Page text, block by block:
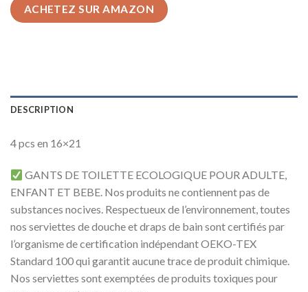
ACHETEZ SUR AMAZON
DESCRIPTION
4 pcs en 16×21
GANTS DE TOILETTE ECOLOGIQUE POUR ADULTE,
ENFANT ET BEBE. Nos produits ne contiennent pas de
substances nocives. Respectueux de l’environnement, toutes
nos serviettes de douche et draps de bain sont certifiés par
l’organisme de certification indépendant OEKO-TEX
Standard 100 qui garantit aucune trace de produit chimique.
Nos serviettes sont exemptées de produits toxiques pour